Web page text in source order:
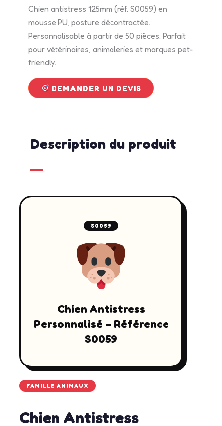
Chien antistress 125mm (réf. S0059) en
mousse PU, posture décontractée.
Personnalisable à partir de 50 pièces. Parfait
pour vétérinaires, animaleries et marques pet-
friendly.
DEMANDER UN DEVIS
Description du produit
S0059
Chien Antistress
Personnalisé – Référence
S0059
FAMILLE ANIMAUX
Chien Antistress